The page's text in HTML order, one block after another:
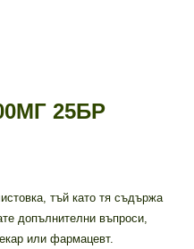
25БР
тъй като тя съдържа
допълнителни въпроси,
или фармацевт.